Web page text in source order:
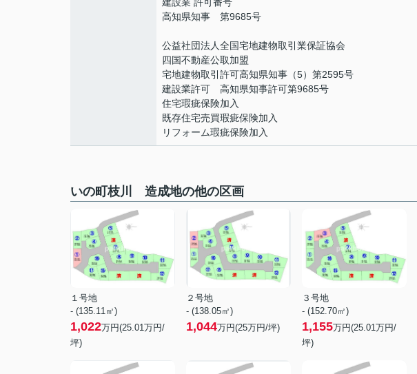
高知県知事 第9685号
公益社団法人全国宅地建物取引業保証協会
四国不動産公取加盟
宅地建物取引許可高知県知事（5）第2595号
建設業許可 高知県知事許可第9685号
住宅瑕疵保険加入
既存住宅売買瑕疵保険加入
リフォーム瑕疵保険加入
いの町枝川 造成地の他の区画
１号地
- (135.11㎡)
1,022万円(25.01万円/
坪)
２号地
- (138.05㎡)
1,044万円(25万円/坪)
３号地
- (152.70㎡)
1,155万円(25.01万円/
坪)